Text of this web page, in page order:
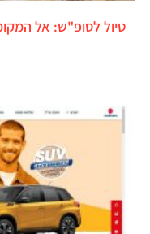
טיול לסופ"ש: אל